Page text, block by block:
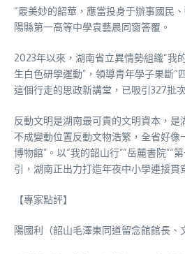
“最美妙的韶華，應當投身于辦事國民
陽縣第一高等中學袁藝晨同窗答覆。
2023年以來，湖南省立異情勢組織“
生白色研學運動”，領導青年學子果斷“
這個行走的思政新講堂，已吸引327批
反動文明是湖南最可貴的文明資本，
不成變動位置反動文物浩繁，全省好像
博物館”。以“我的韶山行”“岳麓書院”“
引，湖南正出力打造年夜中小學連接貫
【專家點評】
陽國利（韶山毛澤東同道留念館館長、